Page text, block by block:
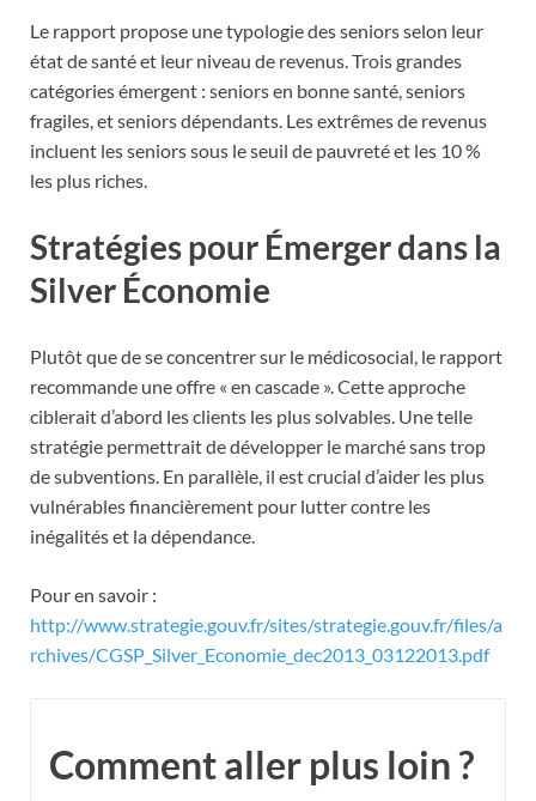
Le rapport propose une typologie des seniors selon leur
état de santé et leur niveau de revenus. Trois grandes
catégories émergent : seniors en bonne santé, seniors
fragiles, et seniors dépendants. Les extrêmes de revenus
incluent les seniors sous le seuil de pauvreté et les 10 %
les plus riches.
Stratégies pour Émerger dans la
Silver Économie
Plutôt que de se concentrer sur le médicosocial, le rapport
recommande une offre « en cascade ». Cette approche
ciblerait d’abord les clients les plus solvables. Une telle
stratégie permettrait de développer le marché sans trop
de subventions. En parallèle, il est crucial d’aider les plus
vulnérables financièrement pour lutter contre les
inégalités et la dépendance.
Pour en savoir :
http://www.strategie.gouv.fr/sites/strategie.gouv.fr/files/a
rchives/CGSP_Silver_Economie_dec2013_03122013.pdf
Comment aller plus loin ?